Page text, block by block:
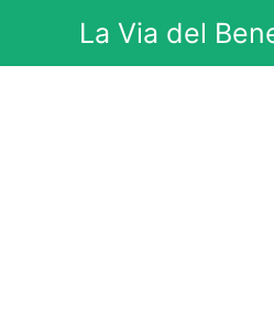
contenuto
La Via del